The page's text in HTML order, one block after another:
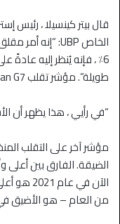
قال بيتر كينسيلا ، رئيس
6٪ ، فإنه يُنظر إليه
طويلة”. مؤشر تقلب JP Morgan G7.
“في رأيي ، هذا يظهر أن
مؤشر آخر على التقلب
الضيقة. الفارق بين أعلى
من العام – هو الأضيق